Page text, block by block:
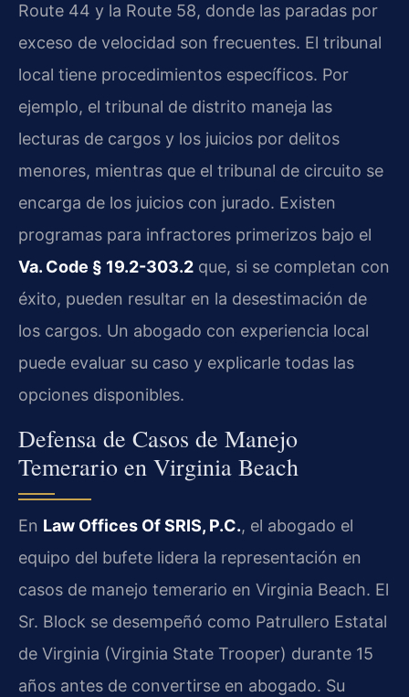
Route 44 y la Route 58, donde las paradas por
exceso de velocidad son frecuentes. El tribunal
local tiene procedimientos específicos. Por
ejemplo, el tribunal de distrito maneja las
lecturas de cargos y los juicios por delitos
menores, mientras que el tribunal de circuito se
encarga de los juicios con jurado. Existen
programas para infractores primerizos bajo el
Va. Code § 19.2-303.2 que, si se completan con
éxito, pueden resultar en la desestimación de
los cargos. Un abogado con experiencia local
puede evaluar su caso y explicarle todas las
opciones disponibles.
Defensa de Casos de Manejo
Temerario en Virginia Beach
En Law Offices Of SRIS, P.C., el abogado el
equipo del bufete lidera la representación en
casos de manejo temerario en Virginia Beach. El
Sr. Block se desempeñó como Patrullero Estatal
de Virginia (Virginia State Trooper) durante 15
años antes de convertirse en abogado. Su